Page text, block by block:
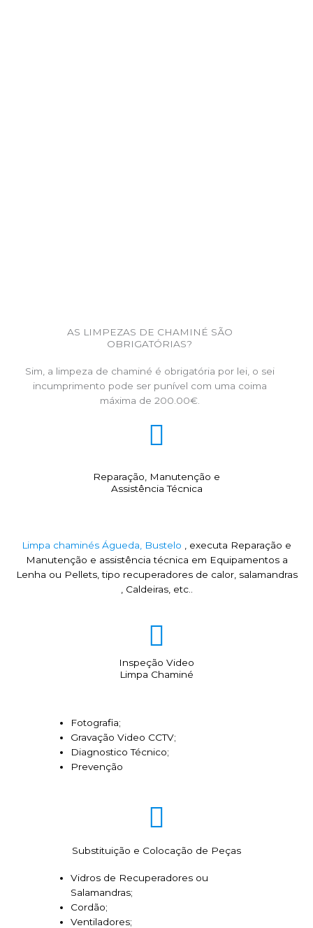
AS LIMPEZAS DE CHAMINÉ SÃO
OBRIGATÓRIAS?
Sim, a limpeza de chaminé é obrigatória por lei, o sei
incumprimento pode ser punível com uma coima
máxima de 200.00€.
Reparação, Manutenção e
Assistência Técnica
Limpa chaminés Águeda, Bustelo , executa Reparação e
Manutenção e assistência técnica em Equipamentos a
Lenha ou Pellets, tipo recuperadores de calor, salamandras
, Caldeiras, etc..
Inspeção Video
Limpa Chaminé
Fotografia;
Gravação Video CCTV;
Diagnostico Técnico;
Prevenção
Substituição e Colocação de Peças
Vidros de Recuperadores ou
Salamandras;
Cordão;
Ventiladores;